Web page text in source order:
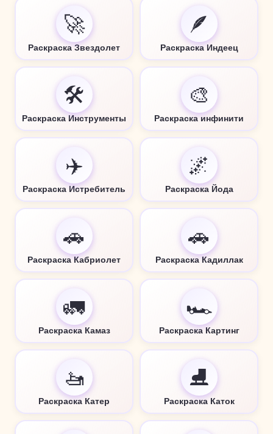
🚀
Раскраска Звездолет
🪶
Раскраска Индеец
🛠️
Раскраска Инструменты
🎨
Раскраска инфинити
✈️
Раскраска Истребитель
🌌
Раскраска Йода
🚗
Раскраска Кабриолет
🚗
Раскраска Кадиллак
🚛
Раскраска Камаз
🏎️
Раскраска Картинг
🚤
Раскраска Катер
⛸️
Раскраска Каток